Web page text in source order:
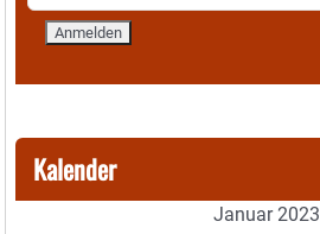
Kalender
Januar 2023